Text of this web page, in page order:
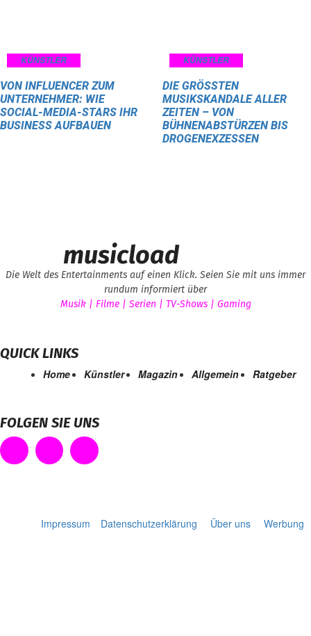
KÜNSTLER
VON INFLUENCER ZUM
UNTERNEHMER: WIE
SOCIAL-MEDIA-STARS IHR
BUSINESS AUFBAUEN
KÜNSTLER
DIE GRÖSSTEN M
USIKSKANDALE ALLER Z
EITEN – VON B
ÜHNENABSTÜRZEN BIS D
ROGENEXZESSEN
musicload
Die Welt des Entertainments auf einen Klick. Seien Sie mit uns immer
rundum informiert über
Musik | Filme | Serien | TV-Shows | Gaming
QUICK LINKS
Home Künstler Magazin Allgemein Ratgeber
FOLGEN SIE UNS
Impressum Datenschutzerklärung Über uns Werbung